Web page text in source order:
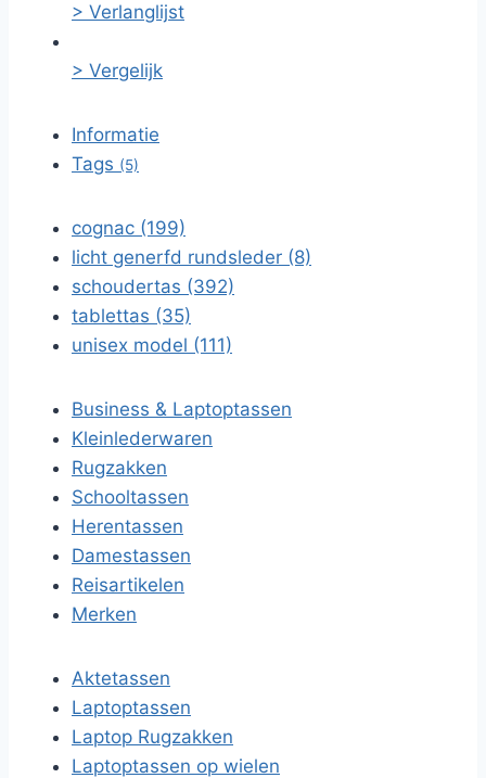
> Verlanglijst
> Vergelijk
Informatie
Tags (5)
cognac (199)
licht generfd rundsleder (8)
schoudertas (392)
tablettas (35)
unisex model (111)
Business & Laptoptassen
Kleinlederwaren
Rugzakken
Schooltassen
Herentassen
Damestassen
Reisartikelen
Merken
Aktetassen
Laptoptassen
Laptop Rugzakken
Laptoptassen op wielen